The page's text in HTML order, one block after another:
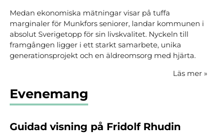
Medan ekonomiska mätningar visar på tuffa
marginaler för Munkfors seniorer, landar kommunen i
absolut Sverigetopp för sin livskvalitet. Nyckeln till
framgången ligger i ett starkt samarbete, unika
generationsprojekt och en äldreomsorg med hjärta.
Läs mer »
Evenemang
Guidad visning på Fridolf Rhudin